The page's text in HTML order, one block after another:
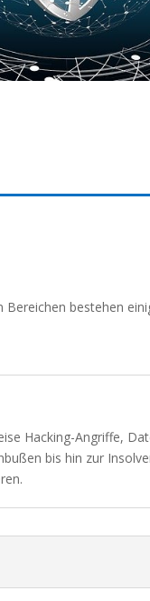
Bereichen bestehen
Hacking-Angriffe,
bis hin zur